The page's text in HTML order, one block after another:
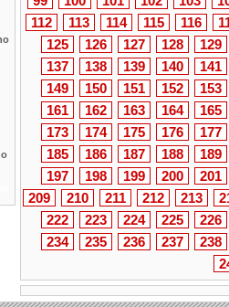
112
113 114 115 116
125
126 127 128
129
137
138 139 140
141
149
150 151 152
153
161
162 163 164
165
173
174 175 176
177
185
186 187 188
189
197
198 199 200
201
209
210 211 212 213
222
223 224 225
226
234
235 236 237
238